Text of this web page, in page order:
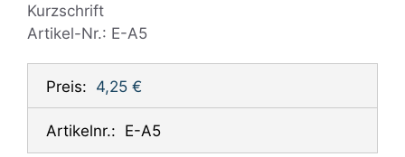
Kurzschrift
Artikel-Nr.: E-A5
Preis: 4,25 €
Artikelnr.: E-A5